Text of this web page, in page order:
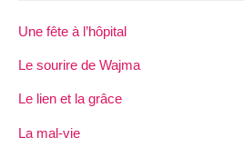
Une fête à l’hôpital
Le sourire de Wajma
Le lien et la grâce
La mal-vie